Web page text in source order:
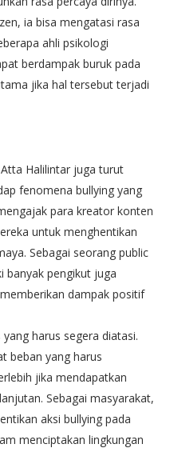
ia bisa mengatasi rasa
ahli psikologi
berdampak buruk pada
jika hal tersebut terjadi
Halilintar juga turut
fenomena bullying yang
para kreator konten
untuk menghentikan
Sebagai seorang public
banyak pengikut juga
dampak positif
harus segera diatasi.
beban yang harus
jika mendapatkan
Sebagai masyarakat,
aksi bullying pada
menciptakan lingkungan